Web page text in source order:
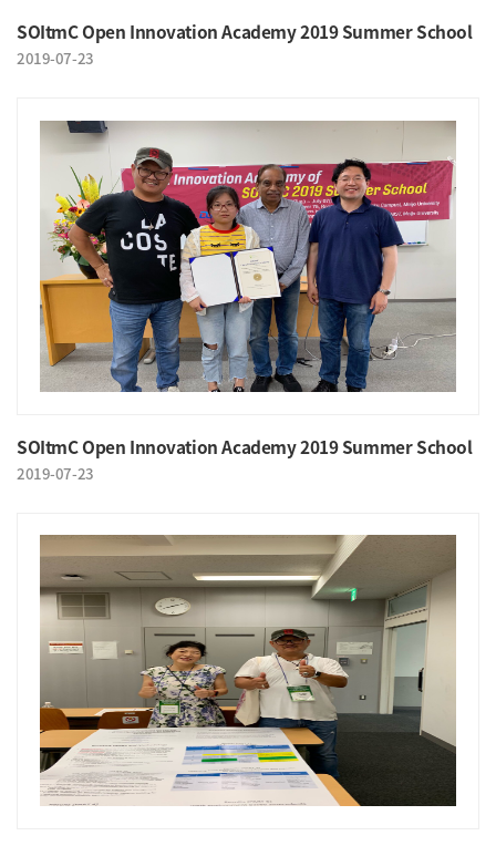
SOItmC Open Innovation Academy 2019 Summer School
2019-07-23
SOItmC Open Innovation Academy 2019 Summer School
2019-07-23